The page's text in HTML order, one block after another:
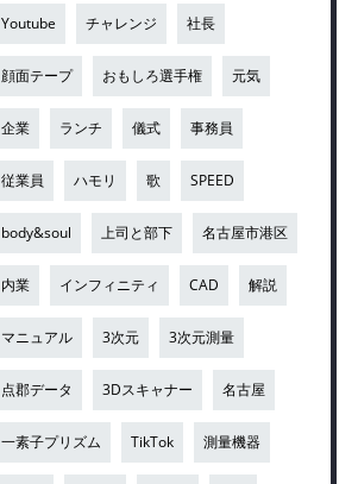
Youtube チャレンジ 社長
顔面テープ おもしろ選手権 元気
企業 ランチ 儀式 事務員
従業員 ハモリ 歌 SPEED
body&soul 上司と部下 名古屋市港区
内業 インフィニティ CAD 解説
マニュアル 3次元 3次元測量
点郡データ 3Dスキャナー 名古屋
一素子プリズム TikTok 測量機器